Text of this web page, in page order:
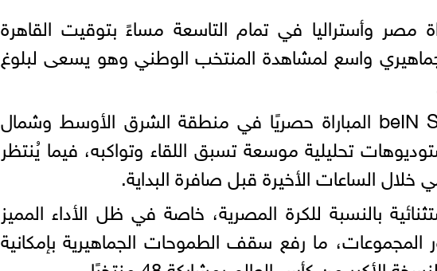
مصر وأستراليا في تمام التاسعة مساءً بتوقيت القاهرة
واسع لمشاهدة المنتخب الوطني وهو يسعى لبلوغ
وتنقل شبكة قنوات beIN Sports المباراة حصريًا في منطقة الشرق الأوسط وشمال
تحليلية موسعة تسبق اللقاء وتواكبه، فيما يُنتظر
الساعات الأخيرة قبل صافرة البداية.
بالنسبة للكرة المصرية، خاصة في ظل الأداء المميز
ما رفع سقف الطموحات الجماهيرية بإمكانية